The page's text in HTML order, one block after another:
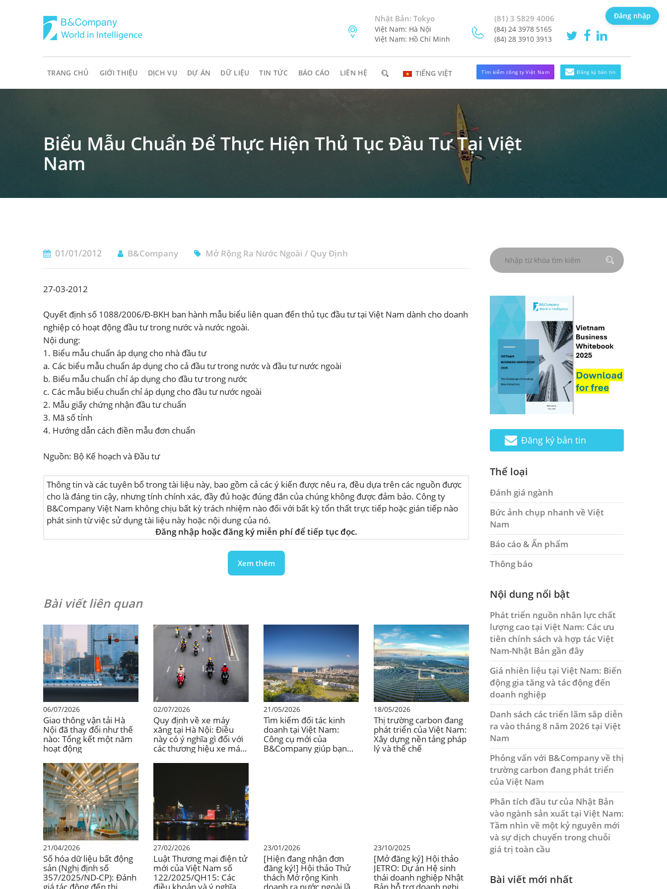
Nhật Bản: Tokyo
Việt Nam: Hà Nội
Việt Nam: Hồ Chí Minh
(81) 3 5829 4006
(84) 24 3978 5165
(84) 28 3910 3913
TRANG CHỦ GIỚI THIỆU DỊCH VỤ DỰ ÁN DỮ LIỆU TIN TỨC BÁO CÁO LIÊN HỆ TIẾNG VIỆT Tìm kiếm công ty Việt Nam Đăng ký bản tin
Biểu Mẫu Chuẩn Để Thực Hiện Thủ Tục Đầu Tư Tại Việt
Nam
01/01/2012 B&Company Mở Rộng Ra Nước Ngoài / Quy Định
27-03-2012
Quyết định số 1088/2006/Đ-BKH ban hành mẫu biểu liên quan đến thủ tục đầu tư tại Việt Nam dành cho doanh
nghiệp có hoạt động đầu tư trong nước và nước ngoài.
Nội dung:
1. Biểu mẫu chuẩn áp dụng cho nhà đầu tư
a. Các biểu mẫu chuẩn áp dụng cho cả đầu tư trong nước và đầu tư nước ngoài
b. Biểu mẫu chuẩn chỉ áp dụng cho đầu tư trong nước
c. Các mẫu biểu chuẩn chỉ áp dụng cho đầu tư nước ngoài
2. Mẫu giấy chứng nhận đầu tư chuẩn
3. Mã số tỉnh
4. Hướng dẫn cách điền mẫu đơn chuẩn
Nguồn: Bộ Kế hoạch và Đầu tư
Thông tin và các tuyên bố trong tài liệu này, bao gồm cả các ý kiến được nêu ra, đều dựa trên các nguồn được
cho là đáng tin cậy, nhưng tính chính xác, đầy đủ hoặc đúng đắn của chúng không được đảm bảo. Công ty
B&Company Việt Nam không chịu bất kỳ trách nhiệm nào đối với bất kỳ tổn thất trực tiếp hoặc gián tiếp nào
phát sinh từ việc sử dụng tài liệu này hoặc nội dung của nó.
Đăng nhập hoặc đăng ký miễn phí để tiếp tục đọc.
Xem thêm
Bài viết liên quan
06/07/2026
Giao thông vận tải Hà
Nội đã thay đổi như thế
nào: Tổng kết một năm
hoạt động
02/07/2026
Quy định về xe máy
xăng tại Hà Nội: Điều
này có ý nghĩa gì đối với
các thương hiệu xe máy
21/05/2026
Tìm kiếm đối tác kinh
doanh tại Việt Nam:
Công cụ mới của
B&Company giúp bạn
18/05/2026
Thị trường carbon đang
phát triển của Việt Nam:
Xây dựng nền tảng pháp
lý và thể chế
21/04/2026
Số hóa dữ liệu bất động
sản (Nghị định số
357/2025/ND-CP): Đánh
27/02/2026
Luật Thương mại điện tử
mới của Việt Nam số
122/2025/QH15: Các
23/01/2026
[Hiện đang nhận đơn
đăng ký!] Hội thảo Thử
thách Mở rộng Kinh
23/10/2025
[Mở đăng ký] Hội thảo
JETRO: Dự án Hệ sinh
thái doanh nghiệp Nhật
Đăng ký bản tin
Thể loại
Đánh giá ngành
Bức ảnh chụp nhanh về Việt
Nam
Báo cáo & Ấn phẩm
Thông báo
Nội dung nổi bật
Phát triển nguồn nhân lực chất
lượng cao tại Việt Nam: Các ưu
tiên chính sách và hợp tác Việt
Nam-Nhật Bản gần đây
Giá nhiên liệu tại Việt Nam: Biến
động gia tăng và tác động đến
doanh nghiệp
Danh sách các triển lãm sắp diễn
ra vào tháng 8 năm 2026 tại Việt
Nam
Phỏng vấn với B&Company về thị
trường carbon đang phát triển
của Việt Nam
Phân tích đầu tư của Nhật Bản
vào ngành sản xuất tại Việt Nam:
Tầm nhìn về một kỷ nguyên mới
và sự dịch chuyển trong chuỗi
giá trị toàn cầu
Bài viết mới nhất
Đăng nhập